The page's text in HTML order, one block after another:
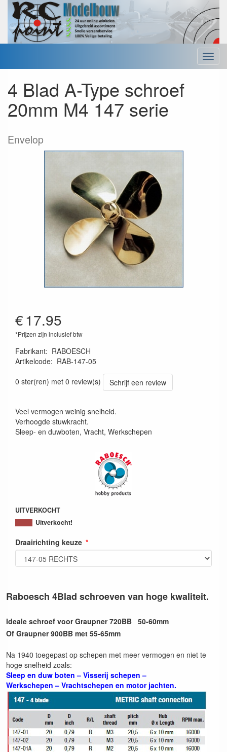
Menu
4 Blad A-Type schroef
20mm M4 147 serie
Envelop
€17.95
*Prijzen zijn inclusief btw
Fabrikant: RABOESCH
Artikelcode: RAB-147-05
0 ster(ren) met 0 review(s)
Schrijf een review
Veel vermogen weinig snelheid.
Verhoogde stuwkracht.
Sleep- en duwboten, Vracht, Werkschepen
UITVERKOCHT
Uitverkocht!
Draairichting keuze
Raboesch 4Blad schroeven van hoge kwaliteit.
Ideale schroef voor Graupner 720BB 50-60mm
Of Graupner 900BB met 55-65mm
Na 1940 toegepast op schepen met meer vermogen en niet te
hoge snelheid zoals:
Sleep en duw boten – Visserij schepen –
Werkschepen – Vrachtschepen en motor jachten.